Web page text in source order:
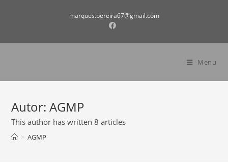
marques.pereira67@gmail.com
Menu
Autor:AGMP
This author has written 8 articles
> AGMP